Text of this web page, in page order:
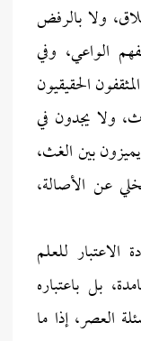
ولا بالرفض
الواعي، وفي
الحقيقيون
ولا يجدون في
بين الغث،
عن الأصالة،
للعلم
بل باعتباره
العصر، إذا ما